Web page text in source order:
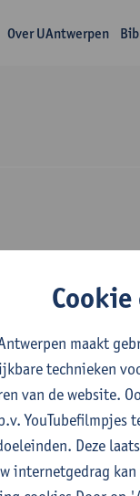
Over UAntwerpen
maakt
technieken
van de website.
YouTubefilmpjes
Deze
internetgedrag